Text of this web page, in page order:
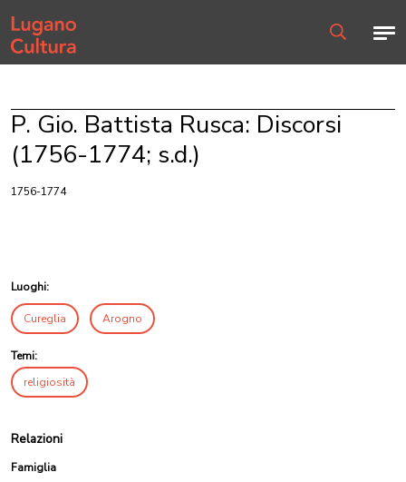
Home page
P. Gio. Battista Rusca: Discorsi
(1756-1774; s.d.)
1756-1774
Luoghi:
Cureglia Arogno
Temi:
religiosità
Relazioni
Famiglia